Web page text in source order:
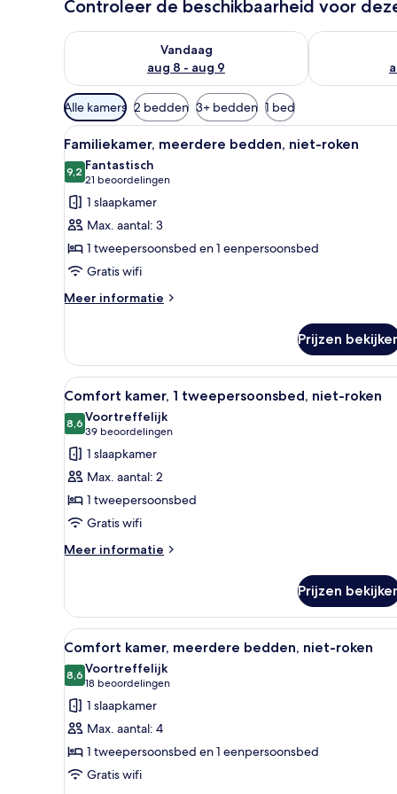
Controleer de beschikbaarheid voor
Vandaag
aug 8 - aug 9
De beschikbaarheid controleren voor vanavond aug
De
Beschikbare
filters
voor
kamers
Alle kamers 2 bedden 3+ bedden 1 bed
Alle
foto's
voor
Familiekamer,
meerdere
bedden,
niet-
roken
laden
Hotelkamer met twee
5
Familiekamer, meerdere bedden, niet-roken
9,29,2 van 10
Fantastisch
21 beoordelingen
(21
beoordelingen)
1 slaapkamer
Max. aantal: 3
1 tweepersoonsbed en 1 eenpersoonsbed
Gratis wifi
Meer informatie
Meer
meerdere
bedden,
niet-
roken
Prijzen
Alle
foto's
voor
Comfort
kamer,
1
tweepersoonsbed,
niet-
roken
Een net opgemaakt bed met
5
Comfort kamer, 1 tweepersoonsbed, niet-roken
8,68,6 van 10
Voortreffelijk
39 beoordelingen
(39
beoordelingen)
1 slaapkamer
Max. aantal: 2
1 tweepersoonsbed
Gratis wifi
Meer informatie
Meer
kamer,
tweepersoonsbed,
niet-
roken
Prijzen
Alle
foto's
voor
Comfort
kamer,
meerdere
bedden,
niet-
Een hotelkamer met een
6
Comfort kamer, meerdere bedden, niet-roken
8,68,6 van 10
Voortreffelijk
18 beoordelingen
(18
beoordelingen)
1 slaapkamer
Max. aantal: 4
1 tweepersoonsbed en 1 eenpersoonsbed
Gratis wifi